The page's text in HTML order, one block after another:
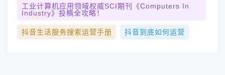
工业计算机应用领域权威SCI期刊《Computers In
Industry》投稿全攻略！
抖音生活服务搜索运营手册 抖音到底如何运营